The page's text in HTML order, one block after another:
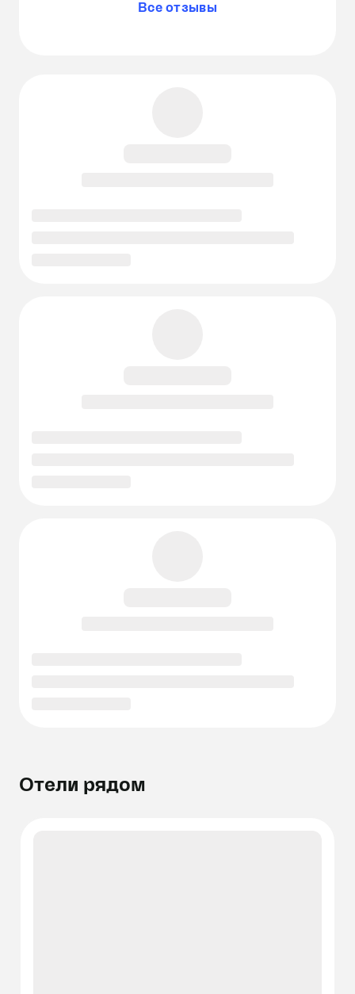
Все отзывы
Отели рядом